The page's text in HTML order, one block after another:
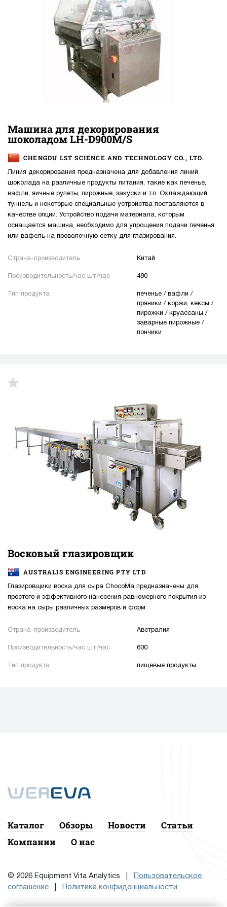
Машина для декорирования
шоколадом LH-D900M/S
CHENGDU LST SCIENCE AND TECHNOLOGY CO., LTD.
Линия декорирования предназначена для добавления линий
шоколада на различные продукты питания, такие как печенье,
вафли, яичные рулеты, пирожные, закуски и т.п. Охлаждающий
туннель и некоторые специальные устройства поставляются в
качестве опции. Устройство подачи материала, которым
оснащается машина, необходимо для упрощения подачи печенья
или вафель на проволочную сетку для глазирования.
Страна-производитель Китай
Производительность/час шт./час 480
Тип продукта
печенье / вафли /
пряники / коржи, кексы /
пирожки / круассаны /
заварные пирожные /
пончики
Восковый глазировщик
AUSTRALIS ENGINEERING PTY LTD
Глазировщики воска для сыра ChocoMa предназначены для
простого и эффективного нанесения равномерного покрытия из
воска на сыры различных размеров и форм.
Страна-производитель Австралия
Производительность/час шт./час 600
Тип продукта пищевые продукты
Каталог Обзоры Новости
Статьи
Компании
О нас
© 2026 Equipment Vita Analytics |
Пользовательское
соглашение
Политика конфиденциальности